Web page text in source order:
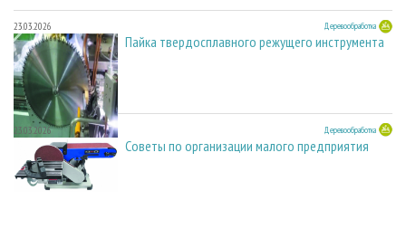
23.03.2026 Деревообработка
Пайка твердосплавного режущего инструмента
23.03.2026 Деревообработка
Советы по организации малого предприятия